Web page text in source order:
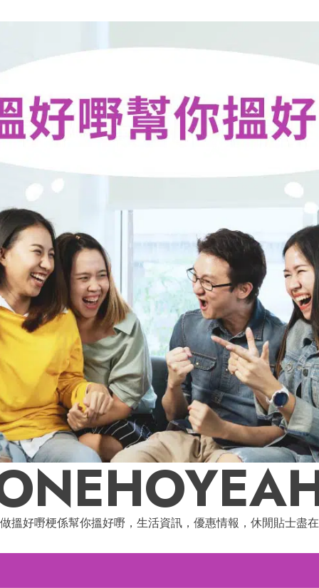
搵好嘢梗係幫你搵好嘢，生活資訊，優惠情報，休閒貼士盡